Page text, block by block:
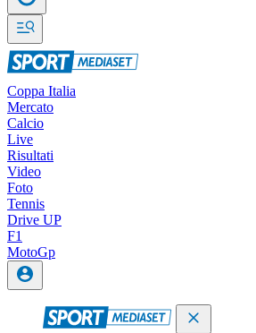
Coppa Italia
Mercato
Calcio
Live
Risultati
Video
Foto
Tennis
Drive UP
F1
MotoGp